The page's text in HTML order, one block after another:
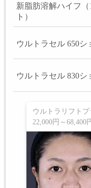
新脂肪溶解ハイフ（
ト）
ウルトラセル 650シ
ウルトラセル 830シ
ウルトラリフト
22,000円～68,400